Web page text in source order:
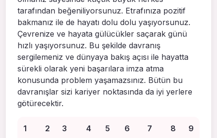
tarafından beğeniliyorsunuz. Etrafınıza pozitif
bakmanız ile de hayatı dolu dolu yaşıyorsunuz.
Çevrenize ve hayata gülücükler saçarak günü
hızlı yaşıyorsunuz. Bu şekilde davranış
sergilemeniz ve dünyaya bakış açısı ile hayatta
sürekli olarak yeni başarılara imza atma
konusunda problem yaşamazsınız. Bütün bu
davranışlar sizi kariyer noktasında da iyi yerlere
götürecektir.
1 2 3 4 5 6 7 8 9